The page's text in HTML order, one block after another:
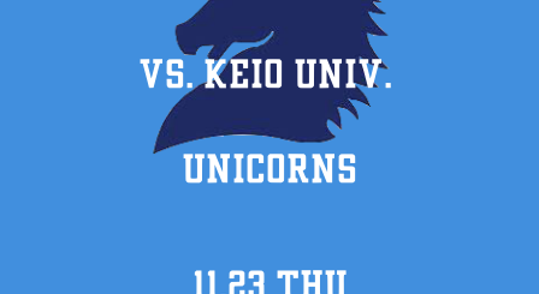
VS. KEIO UNIV.
UNICORNS
11.23 thu